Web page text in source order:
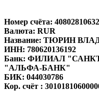
Номер счёта:
Валюта: RUR
Название: ТЮРИН
ИНН: 780620136192
Банк: ФИЛИАЛ
"АЛЬФА-БАНК"
БИК: 044030786
Кор. счёт :